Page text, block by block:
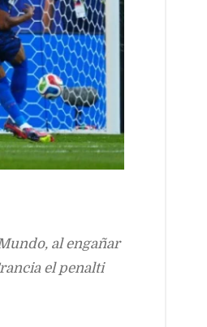
al engañar
el penalti